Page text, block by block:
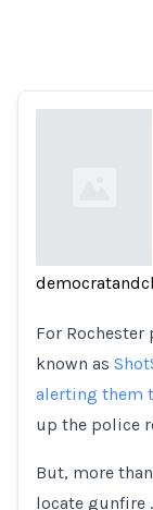
For
known as
alerting them
up the police
But, more
locate gunfire